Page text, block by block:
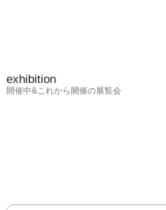
exhibition
開催中&これから開催の展覧会